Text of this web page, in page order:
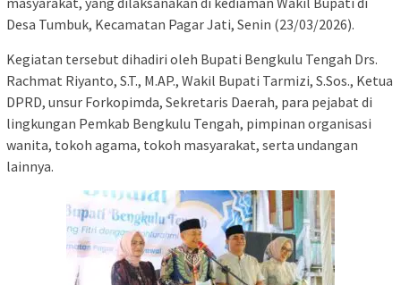
Desa Tumbuk, Kecamatan Pagar Jati, Senin (23/03/2026).
Kegiatan tersebut dihadiri oleh Bupati Bengkulu Tengah Drs.
Rachmat Riyanto, S.T., M.AP., Wakil Bupati Tarmizi, S.Sos., Ketua
DPRD, unsur Forkopimda, Sekretaris Daerah, para pejabat di
lingkungan Pemkab Bengkulu Tengah, pimpinan organisasi
wanita, tokoh agama, tokoh masyarakat, serta undangan
lainnya.